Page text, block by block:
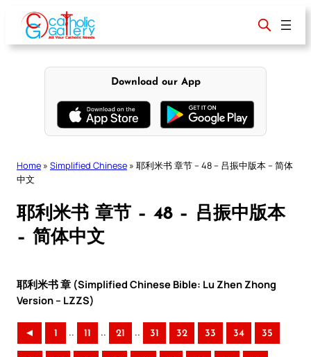
content
Download our App
Home » Simplified Chinese » 耶利米书 章节 – 48 – 吕振中版本 – 简体
中文
耶利米书 章节 – 48 – 吕振中版本
– 简体中文
耶利米书 章 (Simplified Chinese Bible: Lu Zhen Zhong
Version – LZZS)
◄ 1 .. 11 .. 21 .. 31 32 33 34 35